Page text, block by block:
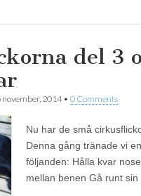
del 3
november, 2014• 0 Comments
Nu har de små
Denna gång tränade vi
följanden: Hålla kvar
mellan benen Gå runt